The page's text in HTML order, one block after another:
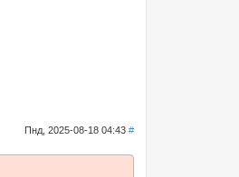
Пнд, 2025-08-18 04:43 #